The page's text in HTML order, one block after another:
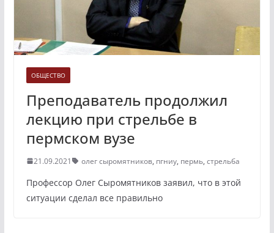
ОБЩЕСТВО
Преподаватель продолжил
лекцию при стрельбе в
пермском вузе
21.09.2021 олег сыромятников, пгниу, пермь, стрельба
Профессор Олег Сыромятников заявил, что в этой
ситуации сделал все правильно